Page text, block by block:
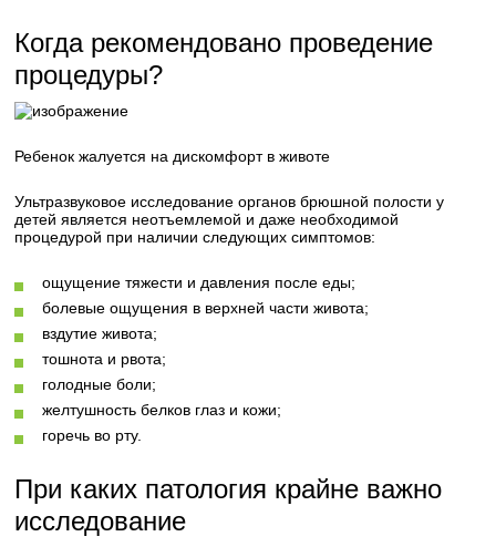
Когда рекомендовано проведение
процедуры?
Ребенок жалуется на дискомфорт в животе
Ультразвуковое исследование органов брюшной полости у
детей является неотъемлемой и даже необходимой
процедурой при наличии следующих симптомов:
ощущение тяжести и давления после еды;
болевые ощущения в верхней части живота;
вздутие живота;
тошнота и рвота;
голодные боли;
желтушность белков глаз и кожи;
горечь во рту.
При каких патология крайне важно
исследование